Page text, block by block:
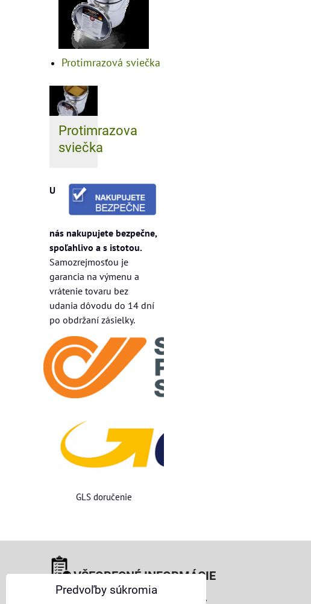
Protimrazová sviečka
Protimrazova
sviečka
U
nás nakupujete bezpečne,
spoľahlivo a s istotou.
Samozrejmosťou je
garancia na výmenu a
vrátenie tovaru bez
udania dôvodu do 14 dní
po obdržaní zásielky.
GLS doručenie
VŠEOBECNÉ INFORMÁCIE
Obchodné podmienky pre osoby
Predvoľby súkromia